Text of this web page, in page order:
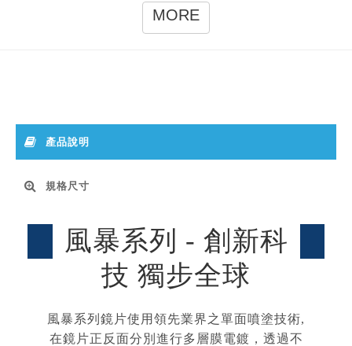
MORE
產品說明
規格尺寸
風暴系列 - 創新科
技 獨步全球
風暴系列鏡片使用領先業界之單面噴塗技術,
在鏡片正反面分別進行多層膜電鍍，透過不